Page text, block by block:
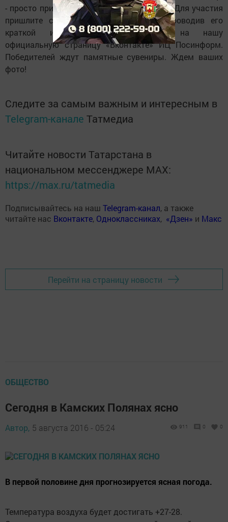
- просто примите участие в фотоконкурсе! Для участия
пришлите снимок своего любимца, сопроводив его
краткой информацией сообщением на нашу
официальную страницу «Вконтакте» ИЦ Посинформ.
Победителей ждут памятные сувениры. Ждем ваших
фото!
Следите за самым важным и интересным в
Telegram-канале Татмедиа
Читайте новости Татарстана в
национальном мессенджере MАХ:
https://max.ru/tatmedia
Подписывайтесь на наш Telegram-канал, а также
читайте нас Вконтакте, Одноклассниках, «Дзен» и Макс
Перейти на страницу новости
ОБЩЕСТВО
Сегодня в Камских Полянах ясно
Автор, 5 августа 2016 - 05:24 911 0 0
В первой половине дня прогнозируется ясная погода.
Температура воздуха будет достигать +27-28.